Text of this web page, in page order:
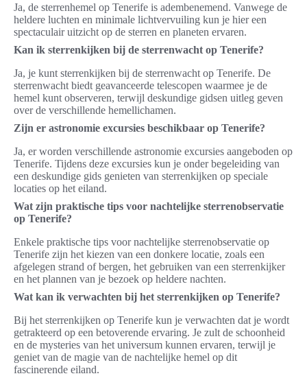
Ja, de sterrenhemel op Tenerife is adembenemend. Vanwege de
heldere luchten en minimale lichtvervuiling kun je hier een
spectaculair uitzicht op de sterren en planeten ervaren.
Kan ik sterrenkijken bij de sterrenwacht op Tenerife?
Ja, je kunt sterrenkijken bij de sterrenwacht op Tenerife. De
sterrenwacht biedt geavanceerde telescopen waarmee je de
hemel kunt observeren, terwijl deskundige gidsen uitleg geven
over de verschillende hemellichamen.
Zijn er astronomie excursies beschikbaar op Tenerife?
Ja, er worden verschillende astronomie excursies aangeboden op
Tenerife. Tijdens deze excursies kun je onder begeleiding van
een deskundige gids genieten van sterrenkijken op speciale
locaties op het eiland.
Wat zijn praktische tips voor nachtelijke sterrenobservatie
op Tenerife?
Enkele praktische tips voor nachtelijke sterrenobservatie op
Tenerife zijn het kiezen van een donkere locatie, zoals een
afgelegen strand of bergen, het gebruiken van een sterrenkijker
en het plannen van je bezoek op heldere nachten.
Wat kan ik verwachten bij het sterrenkijken op Tenerife?
Bij het sterrenkijken op Tenerife kun je verwachten dat je wordt
getrakteerd op een betoverende ervaring. Je zult de schoonheid
en de mysteries van het universum kunnen ervaren, terwijl je
geniet van de magie van de nachtelijke hemel op dit
fascinerende eiland.